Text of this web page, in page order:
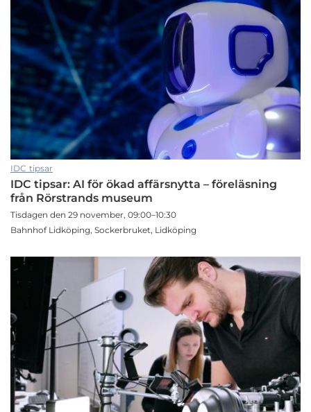
IDC tipsar
IDC tipsar: AI för ökad affärsnytta – föreläsning
från Rörstrands museum
Tisdagen den 29 november, 09:00–10:30
Bahnhof Lidköping, Sockerbruket, Lidköping